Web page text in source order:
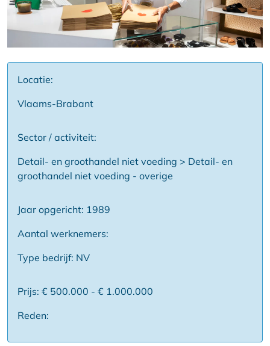
Locatie:
Vlaams-Brabant
Sector / activiteit:
Detail- en groothandel niet voeding > Detail- en
groothandel niet voeding - overige
Jaar opgericht: 1989
Aantal werknemers:
Type bedrijf: NV
Prijs: € 500.000 - € 1.000.000
Reden: